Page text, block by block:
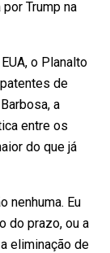
Trump na
o Planalto
de
a
entre os
do que já
nenhuma. Eu
do prazo, ou a
eliminação de